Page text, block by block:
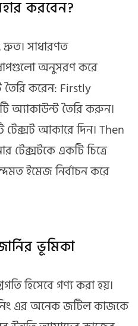
করবেন?
সাধারণত
ধাপগুলো অনুসরণ করে
তৈরি করেন: Firstly
অ্যাকাউন্ট তৈরি করুন।
টেক্সট আকারে দিন। Then
টেক্সটকে একটি চিত্রে
ইমেজ নির্বাচন করে
ভূমিকা
হিসেবে গণ্য করা হয়।
এর অনেক জটিল কাজকে